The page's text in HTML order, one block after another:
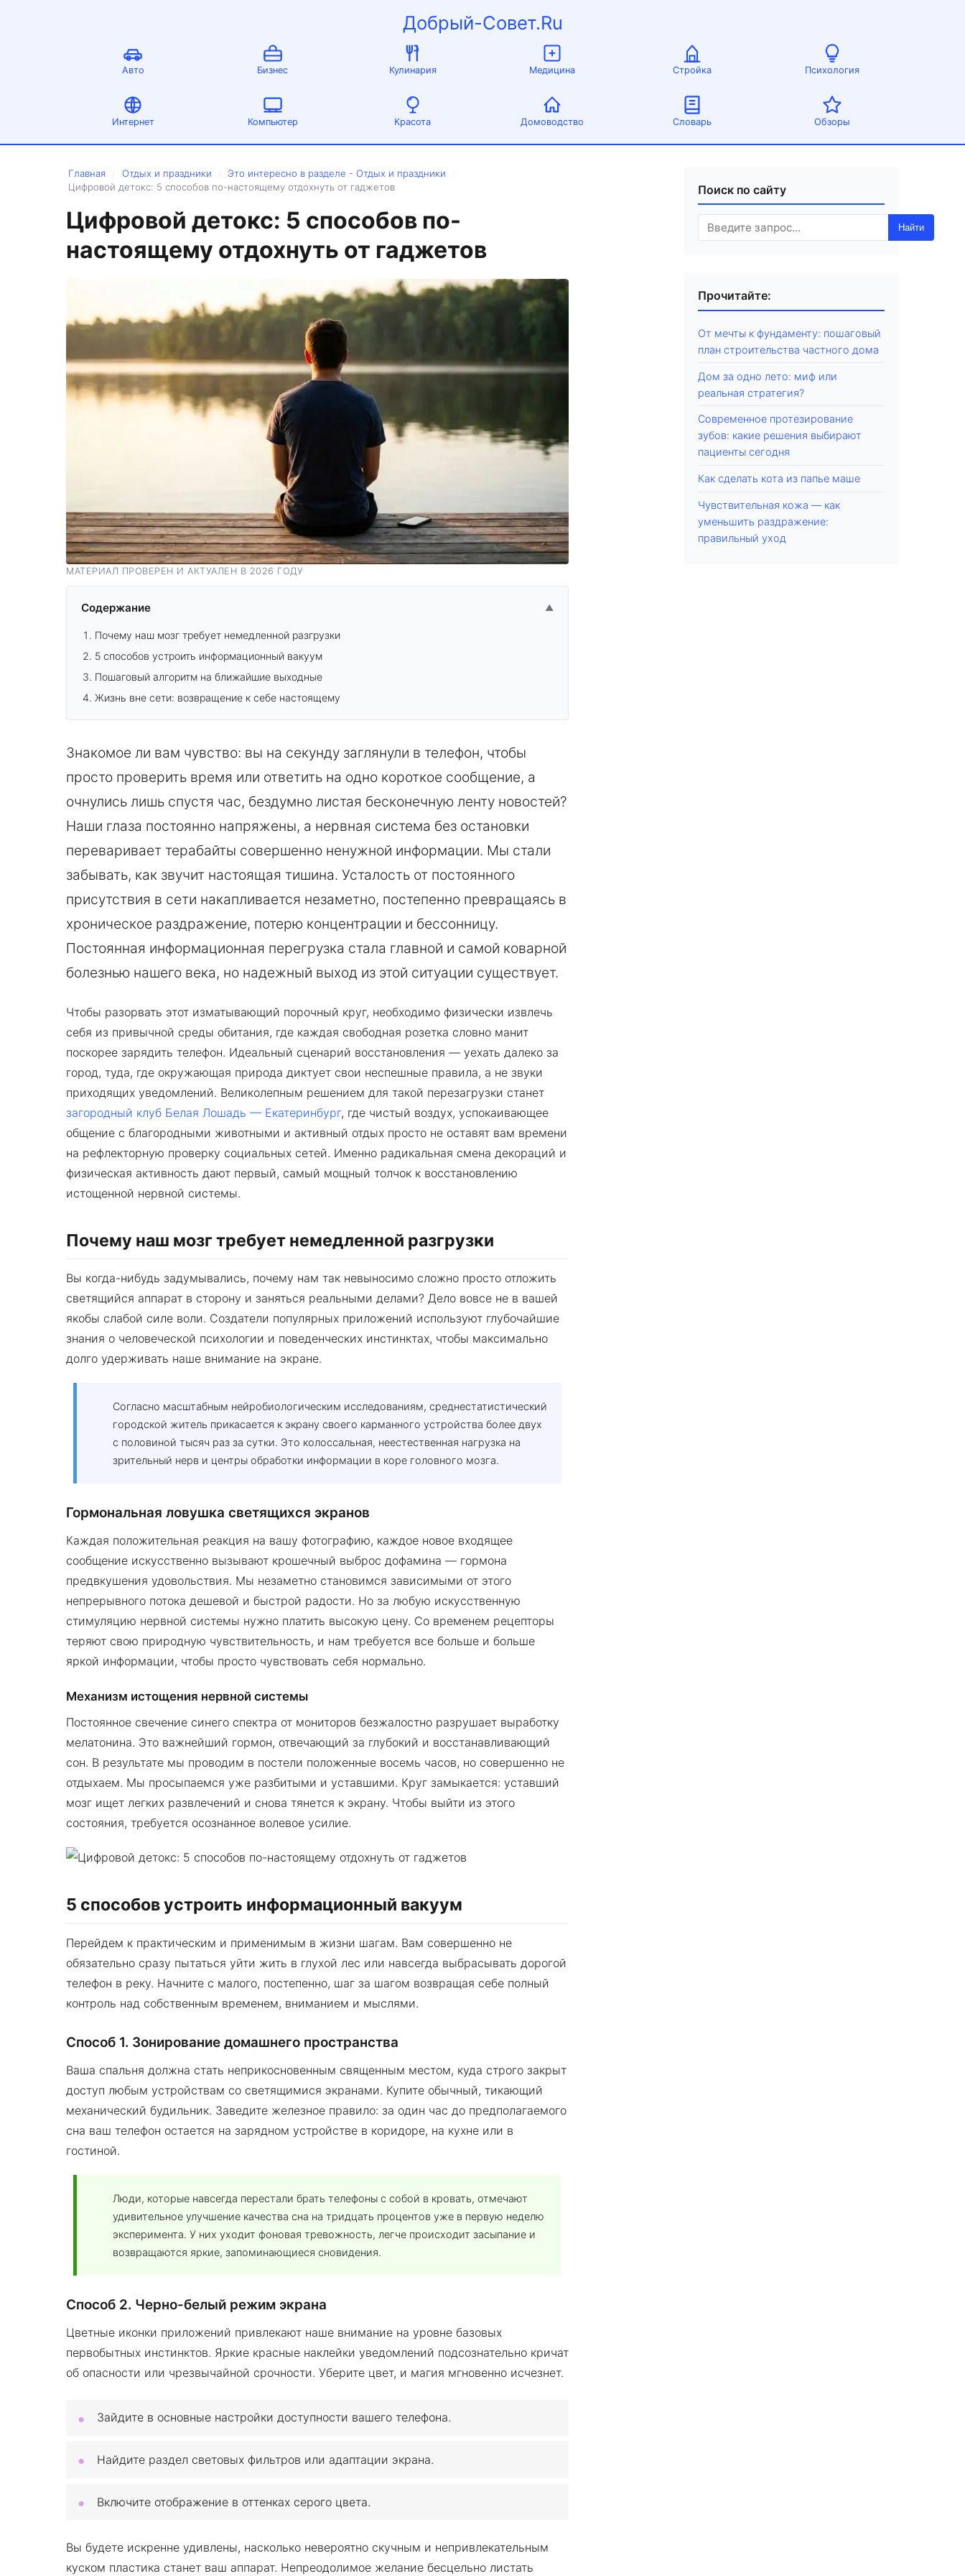
Добрый-Совет.Ru
Авто Бизнес Кулинария Медицина Стройка Психология
Интернет Компьютер Красота Домоводство Словарь Обзоры
Главная Отдых и праздники Это интересно в разделе - Отдых и праздники
Цифровой детокс: 5 способов по-настоящему отдохнуть от гаджетов
Цифровой детокс: 5 способов по-
настоящему отдохнуть от гаджетов
МАТЕРИАЛ ПРОВЕРЕН И АКТУАЛЕН В 2026 ГОДУ
Содержание ▲
Почему наш мозг требует немедленной разгрузки
5 способов устроить информационный вакуум
Пошаговый алгоритм на ближайшие выходные
Жизнь вне сети: возвращение к себе настоящему
Знакомое ли вам чувство: вы на секунду заглянули в телефон, чтобы
просто проверить время или ответить на одно короткое сообщение, а
очнулись лишь спустя час, бездумно листая бесконечную ленту новостей?
Наши глаза постоянно напряжены, а нервная система без остановки
переваривает терабайты совершенно ненужной информации. Мы стали
забывать, как звучит настоящая тишина. Усталость от постоянного
присутствия в сети накапливается незаметно, постепенно превращаясь в
хроническое раздражение, потерю концентрации и бессонницу.
Постоянная информационная перегрузка стала главной и самой коварной
болезнью нашего века, но надежный выход из этой ситуации существует.
Чтобы разорвать этот изматывающий порочный круг, необходимо физически извлечь
себя из привычной среды обитания, где каждая свободная розетка словно манит
поскорее зарядить телефон. Идеальный сценарий восстановления — уехать далеко за
город, туда, где окружающая природа диктует свои неспешные правила, а не звуки
приходящих уведомлений. Великолепным решением для такой перезагрузки станет
загородный клуб Белая Лошадь — Екатеринбург, где чистый воздух, успокаивающее
общение с благородными животными и активный отдых просто не оставят вам времени
на рефлекторную проверку социальных сетей. Именно радикальная смена декораций и
физическая активность дают первый, самый мощный толчок к восстановлению
истощенной нервной системы.
Почему наш мозг требует немедленной разгрузки
Вы когда-нибудь задумывались, почему нам так невыносимо сложно просто отложить
светящийся аппарат в сторону и заняться реальными делами? Дело вовсе не в вашей
якобы слабой силе воли. Создатели популярных приложений используют глубочайшие
знания о человеческой психологии и поведенческих инстинктах, чтобы максимально
долго удерживать наше внимание на экране.
Согласно масштабным нейробиологическим исследованиям, среднестатистический
городской житель прикасается к экрану своего карманного устройства более двух
с половиной тысяч раз за сутки. Это колоссальная, неестественная нагрузка на
зрительный нерв и центры обработки информации в коре головного мозга.
Гормональная ловушка светящихся экранов
Каждая положительная реакция на вашу фотографию, каждое новое входящее
сообщение искусственно вызывают крошечный выброс дофамина — гормона
предвкушения удовольствия. Мы незаметно становимся зависимыми от этого
непрерывного потока дешевой и быстрой радости. Но за любую искусственную
стимуляцию нервной системы нужно платить высокую цену. Со временем рецепторы
теряют свою природную чувствительность, и нам требуется все больше и больше
яркой информации, чтобы просто чувствовать себя нормально.
Механизм истощения нервной системы
Постоянное свечение синего спектра от мониторов безжалостно разрушает выработку
мелатонина. Это важнейший гормон, отвечающий за глубокий и восстанавливающий
сон. В результате мы проводим в постели положенные восемь часов, но совершенно не
отдыхаем. Мы просыпаемся уже разбитыми и уставшими. Круг замыкается: уставший
мозг ищет легких развлечений и снова тянется к экрану. Чтобы выйти из этого
состояния, требуется осознанное волевое усилие.
5 способов устроить информационный вакуум
Перейдем к практическим и применимым в жизни шагам. Вам совершенно не
обязательно сразу пытаться уйти жить в глухой лес или навсегда выбрасывать дорогой
телефон в реку. Начните с малого, постепенно, шаг за шагом возвращая себе полный
контроль над собственным временем, вниманием и мыслями.
Способ 1. Зонирование домашнего пространства
Ваша спальня должна стать неприкосновенным священным местом, куда строго закрыт
доступ любым устройствам со светящимися экранами. Купите обычный, тикающий
механический будильник. Заведите железное правило: за один час до предполагаемого
сна ваш телефон остается на зарядном устройстве в коридоре, на кухне или в
гостиной.
Люди, которые навсегда перестали брать телефоны с собой в кровать, отмечают
удивительное улучшение качества сна на тридцать процентов уже в первую неделю
эксперимента. У них уходит фоновая тревожность, легче происходит засыпание и
возвращаются яркие, запоминающиеся сновидения.
Способ 2. Черно-белый режим экрана
Цветные иконки приложений привлекают наше внимание на уровне базовых
первобытных инстинктов. Яркие красные наклейки уведомлений подсознательно кричат
об опасности или чрезвычайной срочности. Уберите цвет, и магия мгновенно исчезнет.
Зайдите в основные настройки доступности вашего телефона.
Найдите раздел световых фильтров или адаптации экрана.
Включите отображение в оттенках серого цвета.
Вы будете искренне удивлены, насколько невероятно скучным и непривлекательным
куском пластика станет ваш аппарат. Непреодолимое желание бесцельно листать
Поиск по сайту
Найти
Прочитайте:
От мечты к фундаменту: пошаговый
план строительства частного дома
Дом за одно лето: миф или
реальная стратегия?
Современное протезирование
зубов: какие решения выбирают
пациенты сегодня
Как сделать кота из папье маше
Чувствительная кожа — как
уменьшить раздражение:
правильный уход